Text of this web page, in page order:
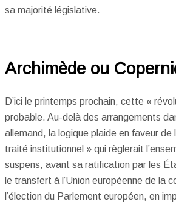
sa majorité législative.
Archimède ou
D’ici le printemps prochain, cette «
probable. Au-delà des arrangements
allemand, la logique plaide en faveur de
traité institutionnel » qui règlerait
suspens, avant sa ratification par les
le transfert à l’Union européenne de la
l’élection du Parlement européen, en